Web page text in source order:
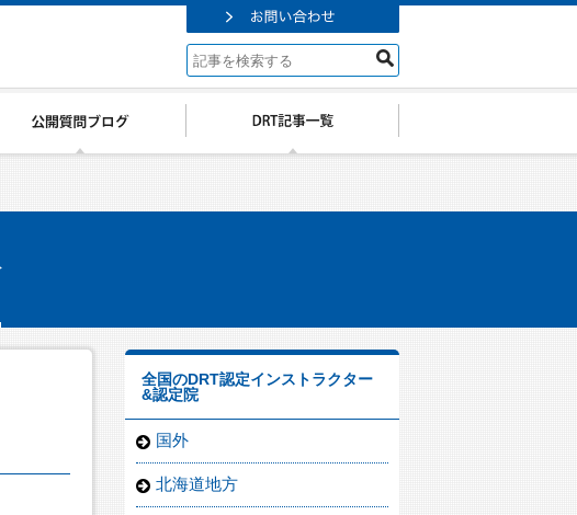
全国のDRT認定インストラクター
&認定院
国外
北海道地方